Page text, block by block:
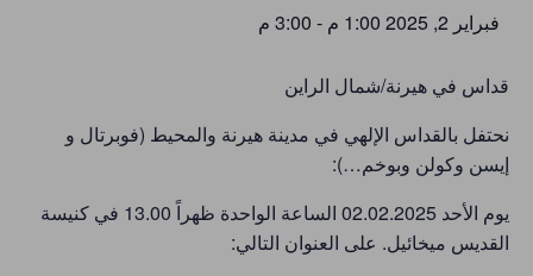
فبراير 2, 2025 1:00 م - 3:00 م
قداس في هيرنة/شمال الراين
نحتفل بالقداس الإلهي في مدينة هيرنة والمحيط (فوبرتال و
إيسن وكولن وبوخم…):
يوم الأحد 02.02.2025 الساعة الواحدة ظهراً 13.00 في ‏كنيسة
‏القديس ميخائيل. ‏على العنوان التالي:‏